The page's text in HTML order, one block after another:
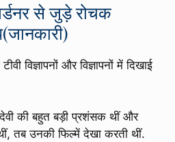
से जुड़े रोचक
विज्ञापनों और विज्ञापनों में दिखाई
की बहुत बड़ी प्रशंसक थीं और
तब उनकी फिल्में देखा करती थीं.